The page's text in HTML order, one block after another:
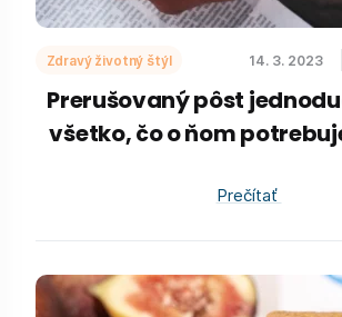
Zdravý životný štýl 14. 3. 2023
Prerušovaný pôst
všetko, čo o ňom
Prečítať